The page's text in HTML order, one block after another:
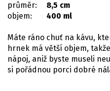
průměr:
8,5 cm
objem:
400 ml
Máte ráno chuť na kávu,
hrnek má větší objem,
nápoj, aniž byste museli
si pořádnou porci dobré